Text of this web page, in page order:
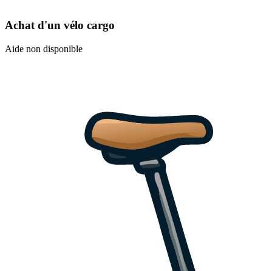
Achat d'un vélo cargo
Aide non disponible